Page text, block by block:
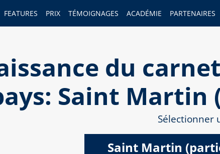
FEATURES PRIX TÉMOIGNAGES ACADÉMIE PARTENAIRES
du
Saint
Sélectionner
Saint Martin